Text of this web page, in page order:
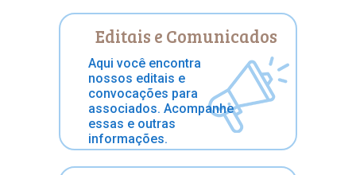
Editais e Comunicados
Aqui você encontra
nossos editais e
convocações para
associados. Acompanhe
essas e outras
informações.